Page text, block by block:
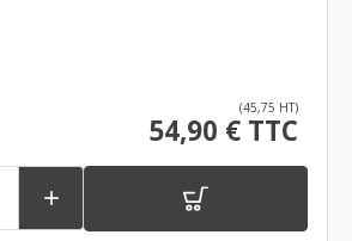
(45,75 HT)
54,90 € TTC
